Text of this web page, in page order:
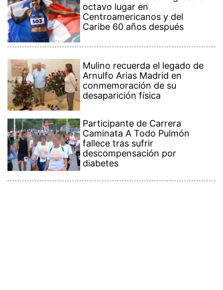
octavo lugar en
Centroamericanos y del
Caribe 60 años después
Mulino recuerda el legado de
Arnulfo Arias Madrid en
conmemoración de su
desaparición física
Participante de Carrera
Caminata A Todo Pulmón
fallece tras sufrir
descompensación por
diabetes